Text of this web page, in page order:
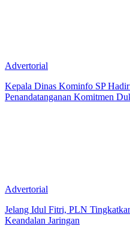
Advertorial
Kepala Dinas Kominfo SP
Penandatanganan Komitmen
Advertorial
Jelang Idul Fitri, PLN
Keandalan Jaringan